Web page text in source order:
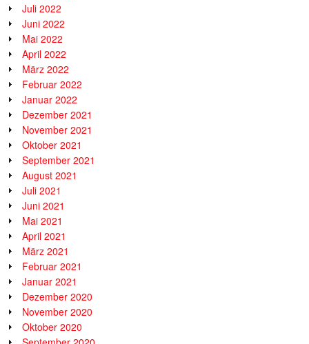
Juli 2022
Juni 2022
Mai 2022
April 2022
März 2022
Februar 2022
Januar 2022
Dezember 2021
November 2021
Oktober 2021
September 2021
August 2021
Juli 2021
Juni 2021
Mai 2021
April 2021
März 2021
Februar 2021
Januar 2021
Dezember 2020
November 2020
Oktober 2020